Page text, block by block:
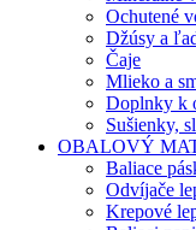
Ochutené
Džúsy a
Čaje
Mlieko a
Doplnky k
Sušienky,
OBALOVÝ
Baliace
Odvíjače
Krepové